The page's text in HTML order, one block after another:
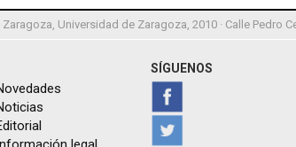
Universidad de Zaragoza, 2010 · Calle Pedro
SÍGUENOS